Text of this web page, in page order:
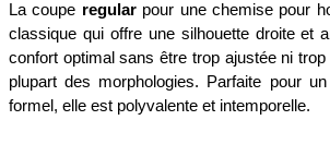
La coupe regular pour une chemise pour
classique qui offre une silhouette droite et
confort optimal sans être trop ajustée ni
plupart des morphologies. Parfaite pour
formel, elle est polyvalente et intemporelle.